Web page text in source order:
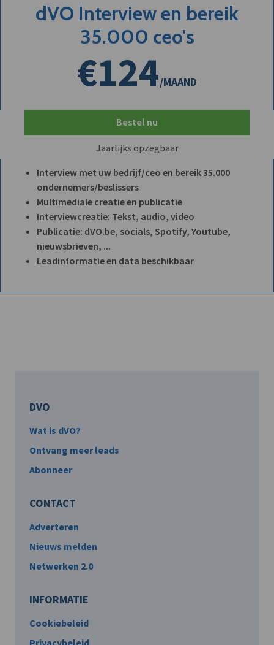
dVO Interview en bereik
35.000 ceo's
€124/MAAND
Bestel nu
Jaarlijks opzegbaar
Interview met uw bedrijf/ceo en bereik 35.000
ondernemers/beslissers
Multimediale creatie en publicatie
Interviewcreatie: Tekst, audio, video
Publicatie: dVO.be, socials, Spotify, Youtube,
nieuwsbrieven, ...
Leadinformatie en data beschikbaar
DVO
Wat is dVO?
Ontvang meer leads
Abonneer
CONTACT
Adverteren
Nieuws melden
Netwerken 2.0
INFORMATIE
Cookiebeleid
Privacybeleid